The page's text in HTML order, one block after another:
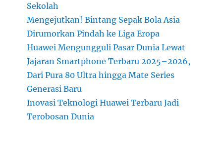
Sekolah
Mengejutkan! Bintang Sepak Bola Asia
Dirumorkan Pindah ke Liga Eropa
Huawei Mengungguli Pasar Dunia Lewat
Jajaran Smartphone Terbaru 2025–2026,
Dari Pura 80 Ultra hingga Mate Series
Generasi Baru
Inovasi Teknologi Huawei Terbaru Jadi
Terobosan Dunia